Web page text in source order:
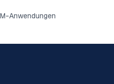
Anwendungen